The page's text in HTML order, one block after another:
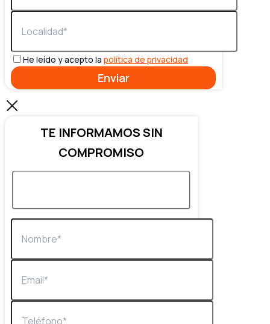
He leído y acepto la política de privacidad
TE INFORMAMOS SIN
COMPROMISO